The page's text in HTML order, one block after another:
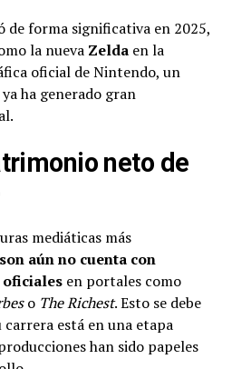
de forma significativa en 2025,
la nueva Zeldaen la
oficial de Nintendo, un
ha generado gran
neto de
mediáticas más
aún no cuenta con
oficialesen portales como
o The Richest. Esto se debe
está en una etapa
han sido papeles